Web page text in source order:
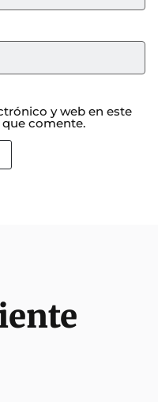
y web en este
que comente.